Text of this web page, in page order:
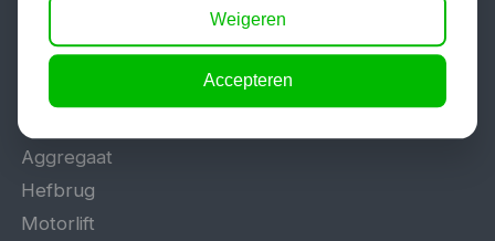
Populaire categorieën
Werkplaatsinrichting
Aggregaat
Hefbrug
Motorlift
Weigeren
Accepteren